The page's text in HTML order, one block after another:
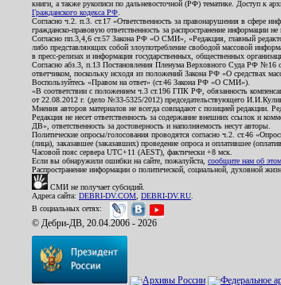
книги, а также рукописи по дальневосточной (РФ) тематике. Доступ к
Гражданского кодекса РФ
Согласно ч.2. п.3. ст.17 «Ответственность за правонарушения в сфере
гражданско-правовую ответственность за распространение информации
Согласно пп.3,4,6 ст.57 Закона РФ «О СМИ», «Редакция, главный
либо представляющих собой злоупотребление свободой массовой
в пресс-релизах и информация государственных, общественных
Согласно абз.3, п.13 Постановления Пленума Верховного Суда РФ №16
ответчиком, поскольку исходя из положений Закона РФ «О средствах
Воспользуйтесь «Правом на ответ» (ст.46 Закона РФ «О СМИ»).
«В соответствии с положением ч.3 ст.196 ГПК РФ, обязанность
от 22.08.2012 г. (дело №33-5325/2012) председательствующего
Мнения авторов материалов не всегда совпадают с позицией редакции.
Редакция не несет ответственность за содержание внешних ссылок и
ДВ», ответственность за достоверность и наполняемость несут авторы.
Политические опросы/голосования проводятся согласно ч.2. ст.46
(лица), заказавшее (заказавших) проведение опроса и оплатившее
Часовой пояс сервера UTC+11 (AEST), фактически +8 мск.
Если вы обнаружили ошибки на сайте, пожалуйста, сообщите нам об этом
Распространение информации о политической, социальной, духовной
СМИ не получает субсидий.
Адреса сайта: DEBRI-DV.COM DEBRI-DV.RU
В социальных сетях:
© Дебри-ДВ, 20.04.2006 - 2026